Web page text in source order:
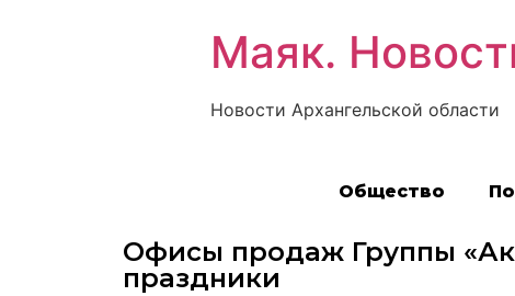
Маяк.
Новости Архангельской области
Общество
Офисы продаж Группы
праздники